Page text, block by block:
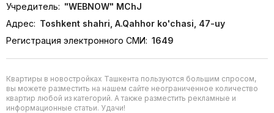
Учредитель: "WEBNOW" MChJ
Адрес: Toshkent shahri, A.Qahhor ko'chasi, 47-uy
Регистрация электронного СМИ: 1649
Квартиры в новостройках Ташкента пользуются большим спросом,
вы можете разместить на нашем сайте неограниченное количество
квартир любой из категорий. А также разместить рекламные и
информационные статьи. Удачи!